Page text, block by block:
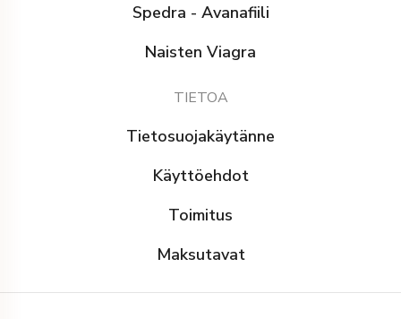
Spedra - Avanafiili
Naisten Viagra
TIETOA
Tietosuojakäytänne
Käyttöehdot
Toimitus
Maksutavat